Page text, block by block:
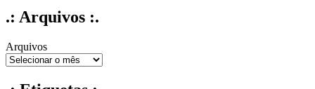
.: Arquivos :.
Arquivos